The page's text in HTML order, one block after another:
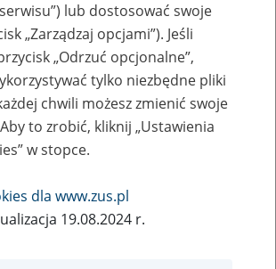
ograniczeniach w
portalu PUE
lub dostosować swoje
„Zarządzaj opcjami”). Jeśli
„Odrzuć opcjonalne”,
tylko niezbędne pliki
chwili możesz zmienić swoje
to zrobić, kliknij „Ustawienia
w stopce.
dla www.zus.pl
19.08.2024 r.